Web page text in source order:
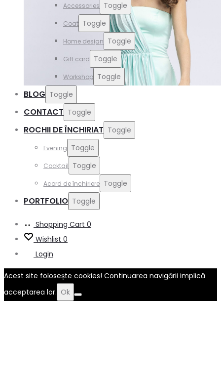
Accessories Toggle
Coat Toggle
Home design Toggle
Gift card Toggle
Workshop Toggle
BLOG Toggle
CONTACT Toggle
ROCHII DE ÎNCHIRIAT Toggle
Evening Toggle
Cocktail Toggle
Acord de închiriere Toggle
PORTFOLIO Toggle
Shopping Cart 0
Wishlist 0
Login
Acest site folosește cookies! Continuarea navigării implică
acceptarea lor. Ok